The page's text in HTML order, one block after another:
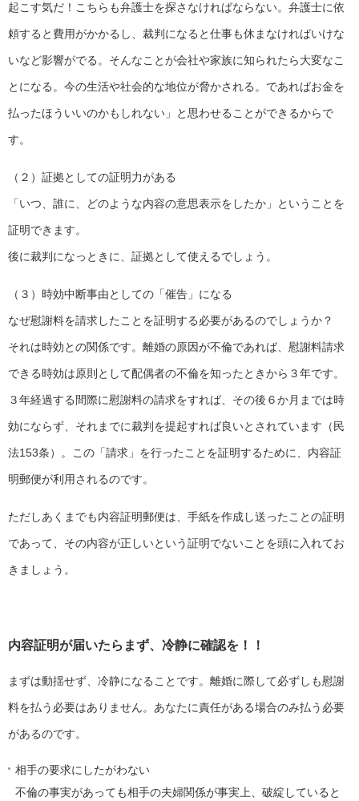
起こす気だ！こちらも弁護士を探さなければならない。弁護士に依
頼すると費用がかかるし、裁判になると仕事も休まなければいけな
いなど影響がでる。そんなことが会社や家族に知られたら大変なこ
とになる。今の生活や社会的な地位が脅かされる。であればお金を
払ったほういいのかもしれない」と思わせることができるからで
す。
（２）証拠としての証明力がある
「いつ、誰に、どのような内容の意思表示をしたか」ということを
証明できます。
後に裁判になっときに、証拠として使えるでしょう。
（３）時効中断事由としての「催告」になる
なぜ慰謝料を請求したことを証明する必要があるのでしょうか？
それは時効との関係です。離婚の原因が不倫であれば、慰謝料請求
できる時効は原則として配偶者の不倫を知ったときから３年です。
３年経過する間際に慰謝料の請求をすれば、その後６か月までは時
効にならず、それまでに裁判を提起すれば良いとされています（民
法153条）。この「請求」を行ったことを証明するために、内容証
明郵便が利用されるのです。
ただしあくまでも内容証明郵便は、手紙を作成し送ったことの証明
であって、その内容が正しいという証明でないことを頭に入れてお
きましょう。
内容証明が届いたらまず、冷静に確認を！！
まずは動揺せず、冷静になることです。離婚に際して必ずしも慰謝
料を払う必要はありません。あなたに責任がある場合のみ払う必要
があるのです。
相手の要求にしたがわない
不倫の事実があっても相手の夫婦関係が事実上、破綻していると